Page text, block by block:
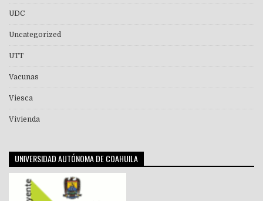
UDC
Uncategorized
UTT
Vacunas
Viesca
Vivienda
UNIVERSIDAD AUTÓNOMA DE COAHUILA